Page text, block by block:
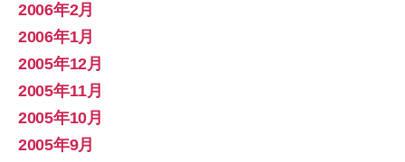
2006年2月
2006年1月
2005年12月
2005年11月
2005年10月
2005年9月